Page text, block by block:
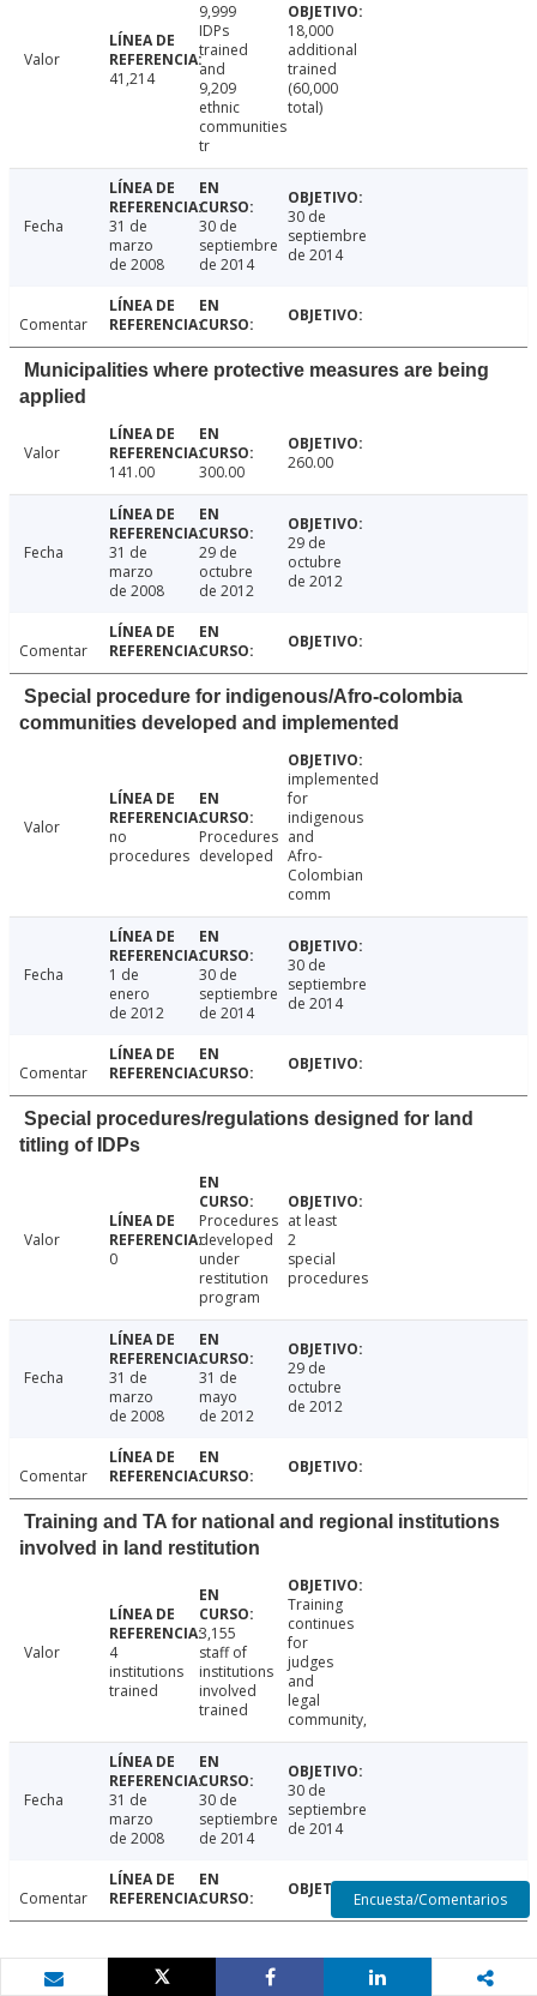
Valor
41,214
9,999
IDPs
trained
and
9,209
ethnic
communities
tr
18,000
additional
trained
(60,000
total)
Fecha
31 de
marzo
de 2008
30 de
septiembre
de 2014
30 de
septiembre
de 2014
Comentar
Municipalities where protective measures are being
applied
Valor
141.00
300.00 260.00
Fecha
31 de
marzo
de 2008
29 de
octubre
de 2012
29 de
octubre
de 2012
Comentar
Special procedure for indigenous/Afro-colombia
communities developed and implemented
Valor
no
procedures
Procedures
developed
implemented
for
indigenous
and
Afro-
Colombian
comm
Fecha
1 de
enero
de 2012
30 de
septiembre
de 2014
30 de
septiembre
de 2014
Comentar
Special procedures/regulations designed for land
titling of IDPs
Valor
0
Procedures
developed
under
restitution
program
at least
2
special
procedures
Fecha
31 de
marzo
de 2008
31 de
mayo
de 2012
29 de
octubre
de 2012
Comentar
Training and TA for national and regional institutions
involved in land restitution
Valor
4
institutions
trained
3,155
staff of
institutions
involved
trained
Training
continues
for
judges
and
legal
community,
Fecha
31 de
marzo
de 2008
30 de
septiembre
de 2014
30 de
septiembre
de 2014
Comentar Encuesta/Comentarios